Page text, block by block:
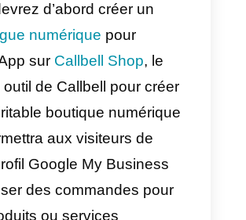
directement sur votre
Business.
augmenter
sur
Google My